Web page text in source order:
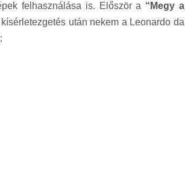
felhasználása is. Először a “Megy a
után nekem a Leonardo da